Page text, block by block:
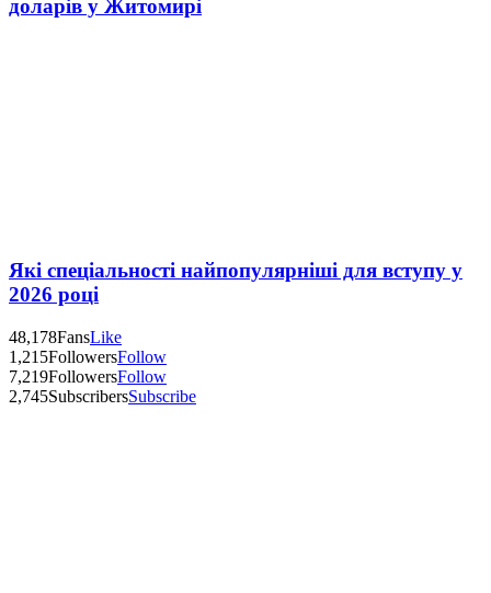
доларів у Житомирі
Які спеціальності найпопулярніші для вступу у
2026 році
48,178FansLike
1,215FollowersFollow
7,219FollowersFollow
2,745SubscribersSubscribe